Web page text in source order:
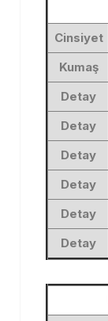
Cinsiyet
Kumaş
Detay
Detay
Detay
Detay
Detay
Detay